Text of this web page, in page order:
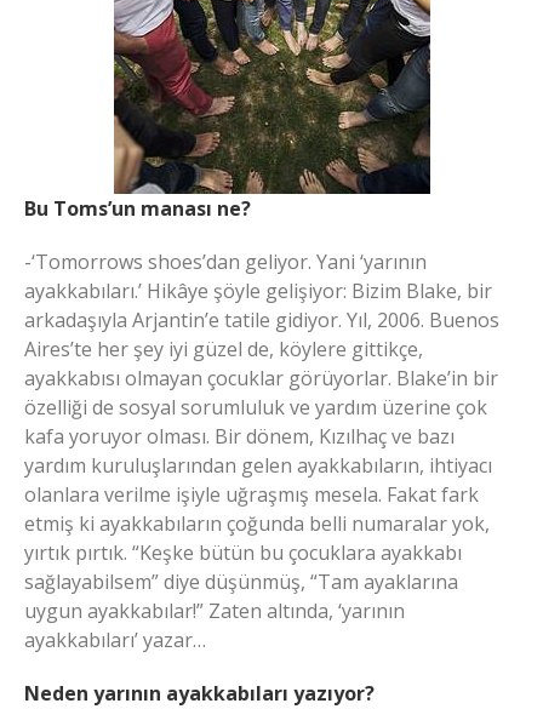
Bu Toms’un manası ne?
-‘Tomorrows shoes’dan geliyor. Yani ‘yarının
ayakkabıları.’ Hikâye şöyle gelişiyor: Bizim Blake, bir
arkadaşıyla Arjantin’e tatile gidiyor. Yıl, 2006. Buenos
Aires’te her şey iyi güzel de, köylere gittikçe,
ayakkabısı olmayan çocuklar görüyorlar. Blake’in bir
özelliği de sosyal sorumluluk ve yardım üzerine çok
kafa yoruyor olması. Bir dönem, Kızılhaç ve bazı
yardım kuruluşlarından gelen ayakkabıların, ihtiyacı
olanlara verilme işiyle uğraşmış mesela. Fakat fark
etmiş ki ayakkabıların çoğunda belli numaralar yok,
yırtık pırtık. “Keşke bütün bu çocuklara ayakkabı
sağlayabilsem” diye düşünmüş, “Tam ayaklarına
uygun ayakkabılar!” Zaten altında, ‘yarının
ayakkabıları’ yazar…
Neden yarının ayakkabıları yazıyor?